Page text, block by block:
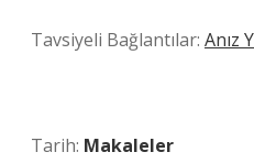
Tavsiyeli Bağlantılar: Anız
Tarih: Makaleler